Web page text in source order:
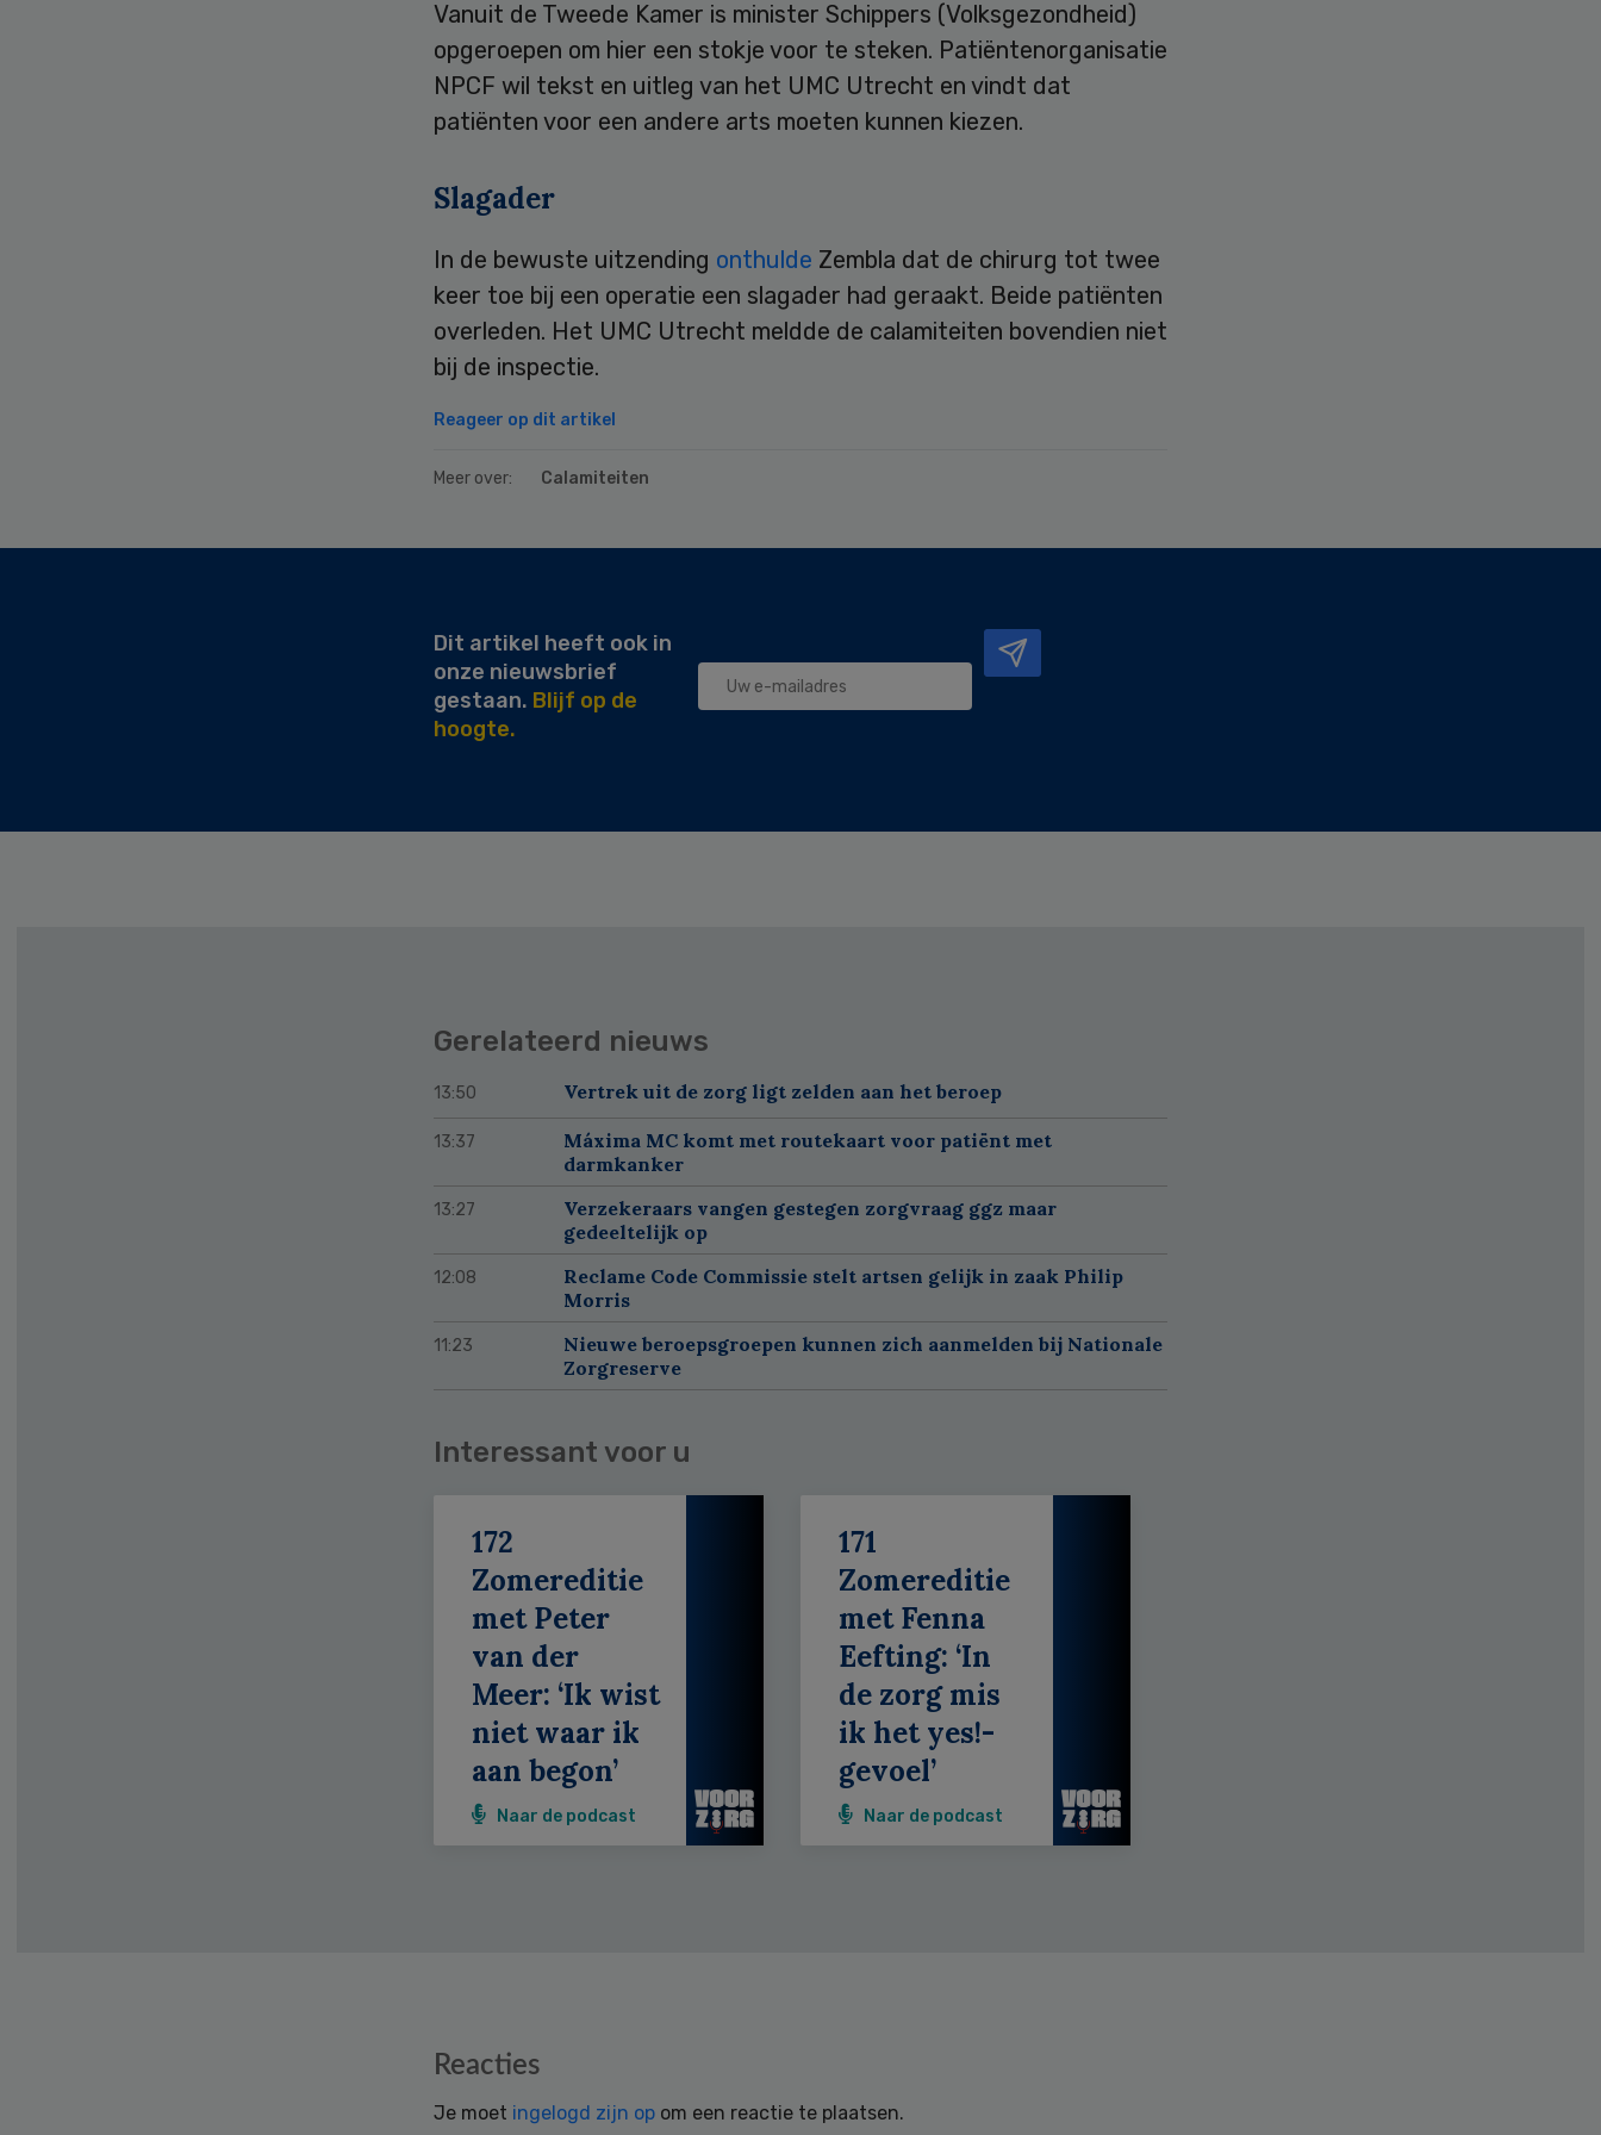
Vanuit de Tweede Kamer is minister Schippers (Volksgezondheid)
opgeroepen om hier een stokje voor te steken. Patiëntenorganisatie
NPCF wil tekst en uitleg van het UMC Utrecht en vindt dat
patiënten voor een andere arts moeten kunnen kiezen.
Slagader
In de bewuste uitzending onthulde Zembla dat de chirurg tot twee
keer toe bij een operatie een slagader had geraakt. Beide patiënten
overleden. Het UMC Utrecht meldde de calamiteiten bovendien niet
bij de inspectie.
Reageer op dit artikel
Meer over: Calamiteiten
Dit artikel heeft ook in
onze nieuwsbrief
gestaan. Blijf op de
hoogte.
Gerelateerd nieuws
13:50 Vertrek uit de zorg ligt zelden aan het beroep
13:37
Máxima MC komt met routekaart voor patiënt met
darmkanker
13:27
Verzekeraars vangen gestegen zorgvraag ggz maar
gedeeltelijk op
12:08
Reclame Code Commissie stelt artsen gelijk in zaak Philip
Morris
11:23
Nieuwe beroepsgroepen kunnen zich aanmelden bij Nationale
Zorgreserve
Interessant voor u
172
Zomereditie
met Peter
van der
Meer: ‘Ik wist
niet waar ik
aan begon’
Naar de podcast
171
Zomereditie
met Fenna
Eefting: ‘In
de zorg mis
ik het yes!-
gevoel’
Naar de podcast
Reacties
Je moet ingelogd zijn op om een reactie te plaatsen.